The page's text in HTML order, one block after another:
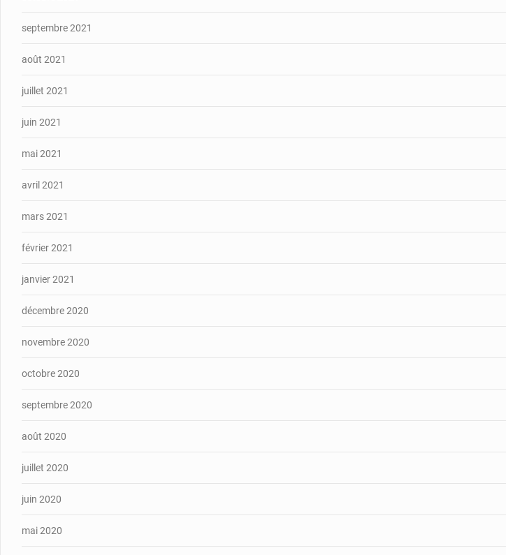
septembre 2021
août 2021
juillet 2021
juin 2021
mai 2021
avril 2021
mars 2021
février 2021
janvier 2021
décembre 2020
novembre 2020
octobre 2020
septembre 2020
août 2020
juillet 2020
juin 2020
mai 2020